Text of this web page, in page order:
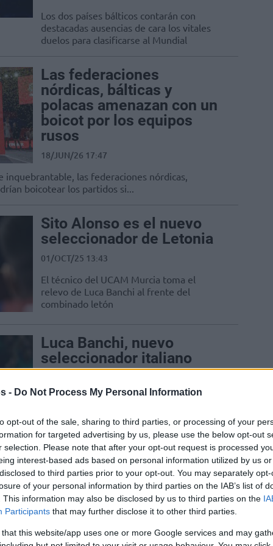
- Do Not Process My Personal Information
opt-out of the sale, sharing to third parties, or processing of your
for targeted advertising by us, please use the below opt-out
selection. Please note that after your opt-out request is processed
interest-based ads based on personal information utilized by us
to third parties prior to your opt-out. You may separately
of your personal information by third parties on the IAB’s list of
This information may also be disclosed by us to third parties on the
Participants that may further disclose it to other third parties.
that this website/app uses one or more Google services and may
Los dos países bálticos contarán con
destacadas ausencias de cara los vitales
duelos para clasificarse al Mundial
Las federaciones
nórdicas, bálticas y
polacas amenazan con un
boicot por los equipos
rusos
18/JUN/26 17:47
inquebrantable, las federaciones nórdicas,
boicotear los partidos si...
Sito Alonso es el nuevo
seleccionador de Letonia
01/OCT/25 13:43
El técnico del UCAM Murcia toma el
relevo de Luca Banchi al frente del
combinado letón
Luca Banchi, nuevo
seleccionador italiano
Italia confirma a su nuevo entrendor tras
Jokic sigue brillando,
Serbia sigue ganando
30/AGO/25 19:09
A pesar de la ausencia de Bogdan
Bogdanovic, los serbios se mantienen
perfectos y su gran estrella logra